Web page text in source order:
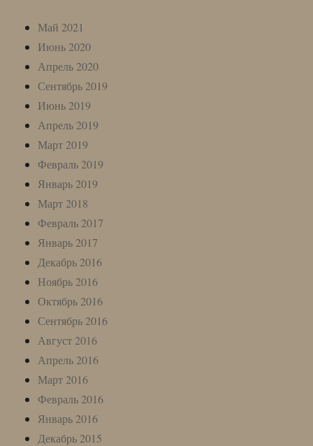
Май 2021
Июнь 2020
Апрель 2020
Сентябрь 2019
Июнь 2019
Апрель 2019
Март 2019
Февраль 2019
Январь 2019
Март 2018
Февраль 2017
Январь 2017
Декабрь 2016
Ноябрь 2016
Октябрь 2016
Сентябрь 2016
Август 2016
Апрель 2016
Март 2016
Февраль 2016
Январь 2016
Декабрь 2015